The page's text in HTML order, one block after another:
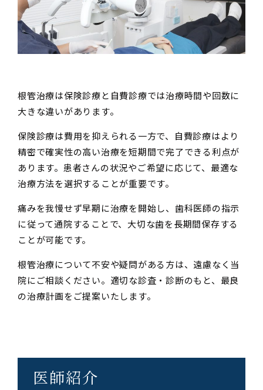
根管治療は保険診療と自費診療では治療時間や回数に
大きな違いがあります。
保険診療は費用を抑えられる一方で、自費診療はより
精密で確実性の高い治療を短期間で完了できる利点が
あります。患者さんの状況やご希望に応じて、最適な
治療方法を選択することが重要です。
痛みを我慢せず早期に治療を開始し、歯科医師の指示
に従って通院することで、大切な歯を長期間保存する
ことが可能です。
根管治療について不安や疑問がある方は、遠慮なく当
院にご相談ください。適切な診査・診断のもと、最良
の治療計画をご提案いたします。
医師紹介